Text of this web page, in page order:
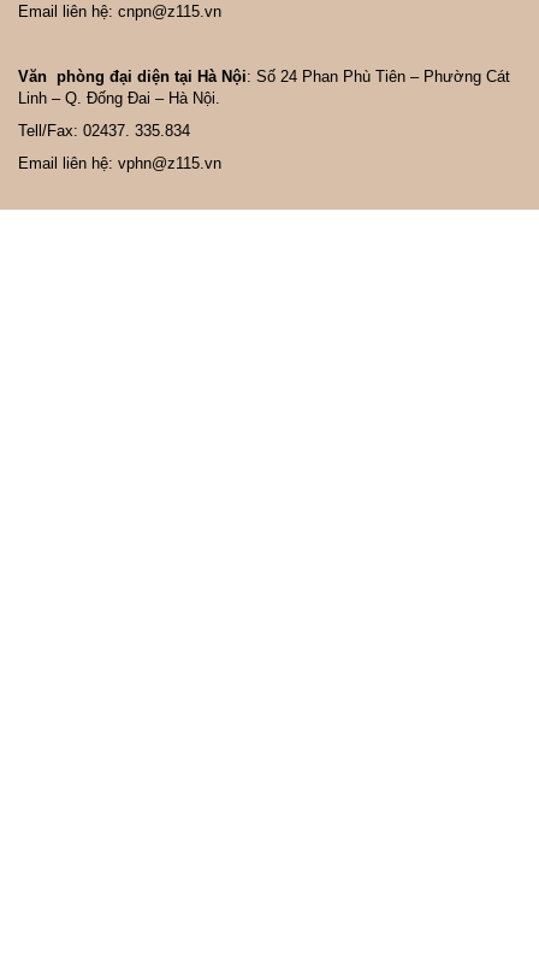
Email liên hệ: cnpn@z115.vn
Văn phòng đại diện tại Hà Nội: Số 24 Phan Phù Tiên – Phường Cát
Linh – Q. Đống Đai – Hà Nội.
Tell/Fax: 02437. 335.834
Email liên hệ: vphn@z115.vn